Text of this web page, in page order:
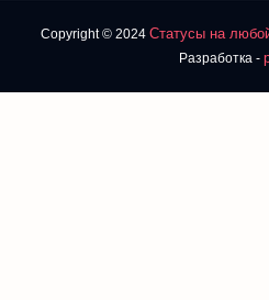
Copyright © 2024 Статусы на
Разработка -